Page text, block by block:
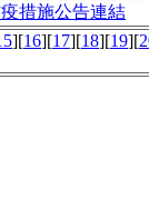
措施公告連結
][16][17][18][19][